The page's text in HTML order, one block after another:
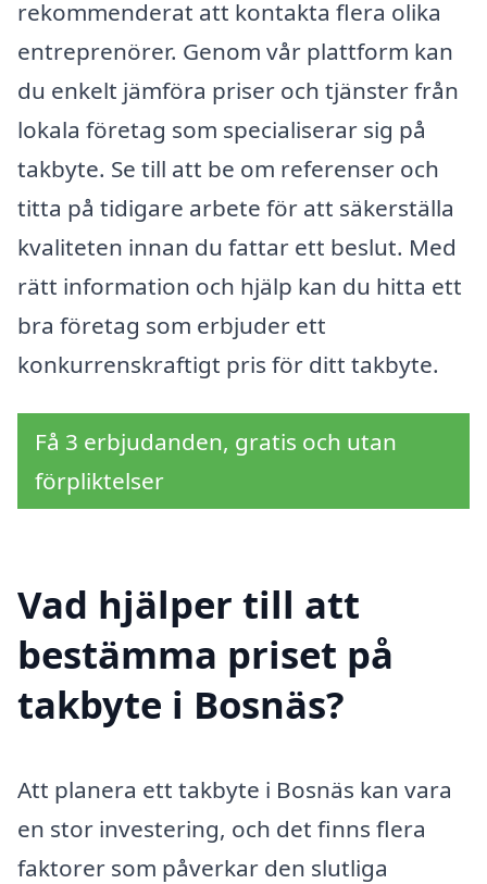
rekommenderat att kontakta flera olika
entreprenörer. Genom vår plattform kan
du enkelt jämföra priser och tjänster från
lokala företag som specialiserar sig på
takbyte. Se till att be om referenser och
titta på tidigare arbete för att säkerställa
kvaliteten innan du fattar ett beslut. Med
rätt information och hjälp kan du hitta ett
bra företag som erbjuder ett
konkurrenskraftigt pris för ditt takbyte.
Få 3 erbjudanden, gratis och utan
förpliktelser
Vad hjälper till att
bestämma priset på
takbyte i Bosnäs?
Att planera ett takbyte i Bosnäs kan vara
en stor investering, och det finns flera
faktorer som påverkar den slutliga